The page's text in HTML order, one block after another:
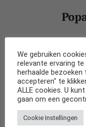
We gebruiken
relevante ervaring
herhaalde
accepteren" te
ALLE cookies. U
gaan om een
Cookie Instellingen